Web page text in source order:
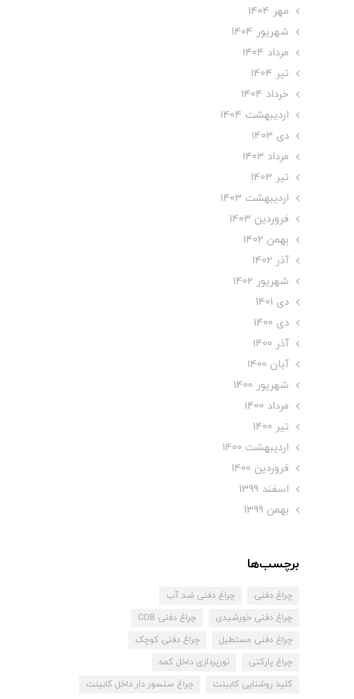
مهر 1404
شهریور 1404
مرداد 1404
تير 1404
خرداد 1404
ارديبهشت 1404
دی 1403
مرداد 1403
تير 1403
ارديبهشت 1403
فروردین 1403
بهمن 1402
آذر 1402
شهریور 1402
دی 1401
دی 1400
آذر 1400
آبان 1400
شهریور 1400
مرداد 1400
تير 1400
ارديبهشت 1400
فروردین 1400
اسفند 1399
بهمن 1399
برچسب‌ها
چراغ دفنی
چراغ دفنی ضد آب
چراغ دفنی خورشیدی
چراغ دفنی COB
چراغ دفنی مستطیل
چراغ دفنی کوچک
چراغ پارکتی
نورپردازی داخل کمد
کلید روشنایی کابینت
چراغ سنسور دار داخل کابینت